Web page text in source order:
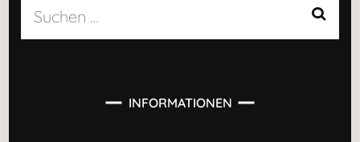
Suchen
nach:
INFORMATIONEN